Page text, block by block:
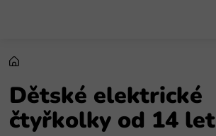
Dětské elektrické
čtyřkolky od 14 let